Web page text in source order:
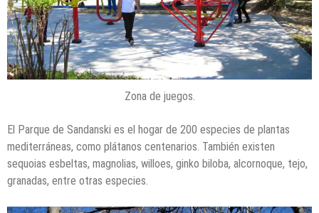
Zona de juegos.
El Parque de Sandanski es el hogar de 200 especies de plantas
mediterráneas, como plátanos centenarios. También existen
sequoias esbeltas, magnolias, willoes, ginko biloba, alcornoque, tejo,
granadas, entre otras especies.